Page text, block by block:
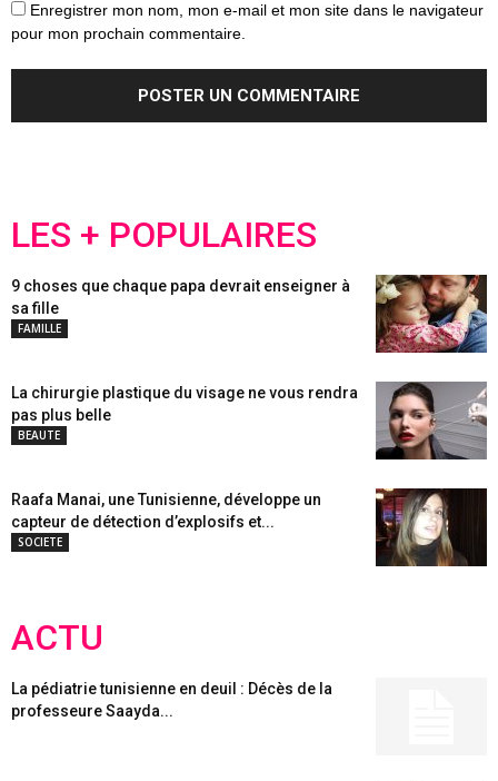
Enregistrer mon nom, mon e-mail et mon site dans le navigateur
pour mon prochain commentaire.
LES + POPULAIRES
9 choses que chaque papa devrait enseigner à
sa fille
FAMILLE
La chirurgie plastique du visage ne vous rendra
pas plus belle
BEAUTE
Raafa Manai, une Tunisienne, développe un
capteur de détection d’explosifs et...
SOCIETE
ACTU
La pédiatrie tunisienne en deuil : Décès de la
professeure Saayda...